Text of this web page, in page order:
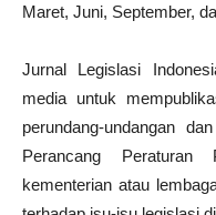
Maret, Juni, September,
Jurnal Legislasi
media untuk
perundang-undangan
Perancang Peraturan
kementerian atau